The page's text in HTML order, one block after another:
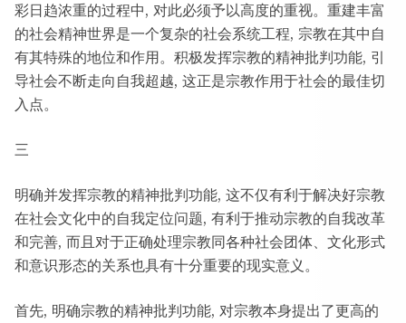
彩日趋浓重的过程中, 对此必须予以高度的重视。重建丰富
的社会精神世界是一个复杂的社会系统工程, 宗教在其中自
有其特殊的地位和作用。积极发挥宗教的精神批判功能, 引
导社会不断走向自我超越, 这正是宗教作用于社会的最佳切
入点。
三
明确并发挥宗教的精神批判功能, 这不仅有利于解决好宗教
在社会文化中的自我定位问题, 有利于推动宗教的自我改革
和完善, 而且对于正确处理宗教同各种社会团体、文化形式
和意识形态的关系也具有十分重要的现实意义。
首先, 明确宗教的精神批判功能, 对宗教本身提出了更高的